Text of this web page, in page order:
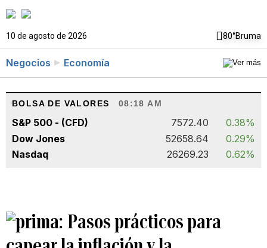
10 de agosto de 2026 80°Bruma
Negocios Economía
BOLSA DE VALORES 08:18 AM
S&P 500 - (CFD) 7572.40
0.38%
Dow Jones
52658.64
0.29%
Nasdaq
26269.23 0.62%
Pasos prácticos para